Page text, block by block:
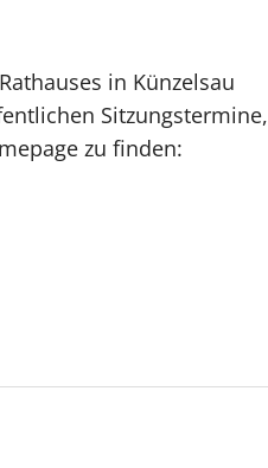
in Künzelsau
Sitzungstermine,
zu finden: